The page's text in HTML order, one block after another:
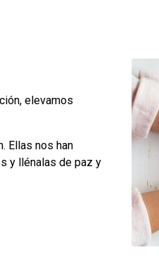
elevamos
Ellas nos han
y llénalas de paz y